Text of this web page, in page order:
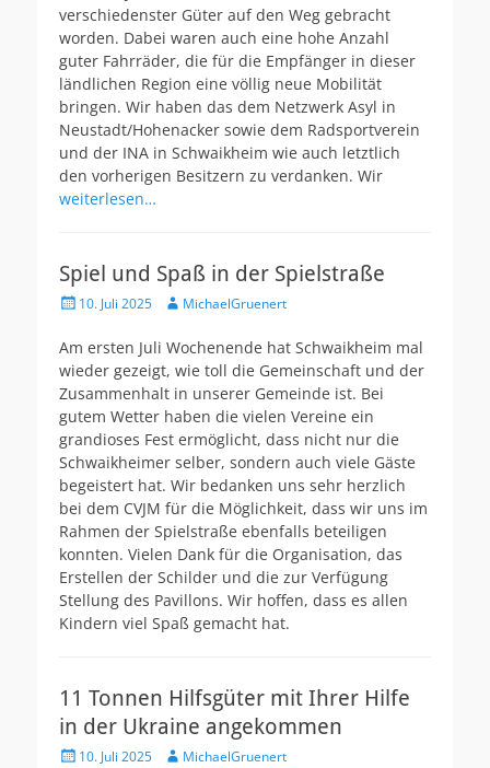
verschiedenster Güter auf den Weg gebracht
worden. Dabei waren auch eine hohe Anzahl
guter Fahrräder, die für die Empfänger in dieser
ländlichen Region eine völlig neue Mobilität
bringen. Wir haben das dem Netzwerk Asyl in
Neustadt/Hohenacker sowie dem Radsportverein
und der INA in Schwaikheim wie auch letztlich
den vorherigen Besitzern zu verdanken. Wir
weiterlesen…
Spiel und Spaß in der Spielstraße
Veröffentlicht
10. Juli 2025 AutorMichaelGruenert
Am ersten Juli Wochenende hat Schwaikheim mal
wieder gezeigt, wie toll die Gemeinschaft und der
Zusammenhalt in unserer Gemeinde ist. Bei
gutem Wetter haben die vielen Vereine ein
grandioses Fest ermöglicht, dass nicht nur die
Schwaikheimer selber, sondern auch viele Gäste
begeistert hat. Wir bedanken uns sehr herzlich
bei dem CVJM für die Möglichkeit, dass wir uns im
Rahmen der Spielstraße ebenfalls beteiligen
konnten. Vielen Dank für die Organisation, das
Erstellen der Schilder und die zur Verfügung
Stellung des Pavillons. Wir hoffen, dass es allen
Kindern viel Spaß gemacht hat.
11 Tonnen Hilfsgüter mit Ihrer Hilfe
in der Ukraine angekommen
Veröffentlicht
10. Juli 2025 AutorMichaelGruenert